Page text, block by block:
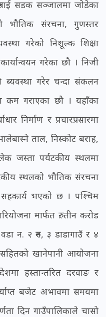
सडक सञ्जालमा जोडेका
भौतिक संरचना, गुणस्तर
गरेको निशूल्क शिक्षा
गरेका छौ । निजी
ब्यवस्था गरेर चन्दा संकलन
कम गराएका छौ । यहाँका
निर्माण र प्रचारप्रसारमा
ताल, निस्कोट बराह,
जस्ता पर्यटकीय स्थलमा
स्थलको भौतिक संरचना
सहकार्य भएको छ । पश्चिम
मार्फत रु. तीन करोड
न. २ रुम, ३ डाडागाउँ र ४
खानेपानी आयोजना
हस्तान्तरित दरवाङ र
बजेट अभावमा समयमा
दिन गाउँपालिकाले चासो